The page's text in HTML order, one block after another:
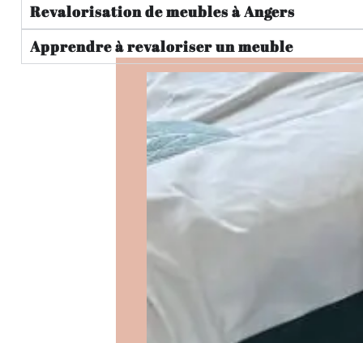
Revalorisation de meubles à Angers
Apprendre à revaloriser un meuble